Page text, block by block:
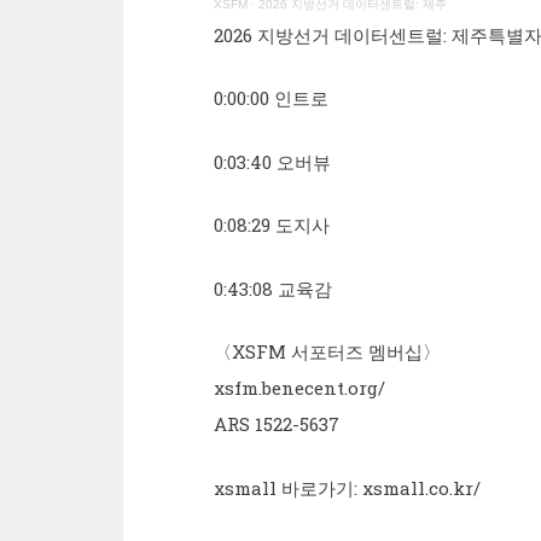
XSFM · 2026 지방선거 데이터센트럴: 제주
2026 지방선거 데이터센트럴: 제주특별
0:00:00 인트로
0:03:40 오버뷰
0:08:29 도지사
0:43:08 교육감
〈XSFM 서포터즈 멤버십〉
xsfm.benecent.org/
ARS 1522-5637
xsmall 바로가기: xsmall.co.kr/